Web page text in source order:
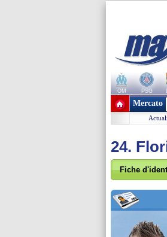
OM PSG
+ de clubs
Mercato
24.
Fiche